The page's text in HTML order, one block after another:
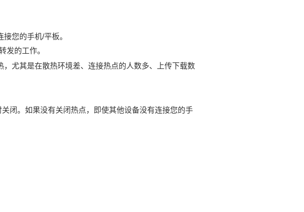
您的手机/平板。
发的工作。
尤其是在散热环境差、连接热点的人数多、上传下载数
闭。如果没有关闭热点，即使其他设备没有连接您的手